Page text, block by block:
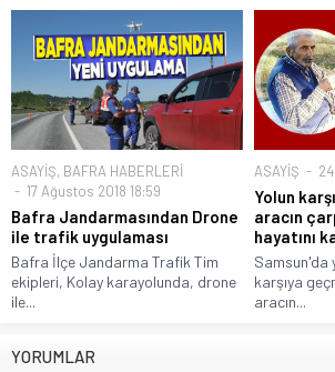
ASAYİŞ, BAFRA HABERLERİ
17 Ağustos 2018 18:59
Bafra Jandarmasından Drone
ile trafik uygulaması
Bafra İlçe Jandarma Trafik Tim
ekipleri, Kolay karayolunda, drone
ile...
ASAYİŞ
Yolun
aracın
hayatını
Samsun'da
karşıya
aracın...
YORUMLAR